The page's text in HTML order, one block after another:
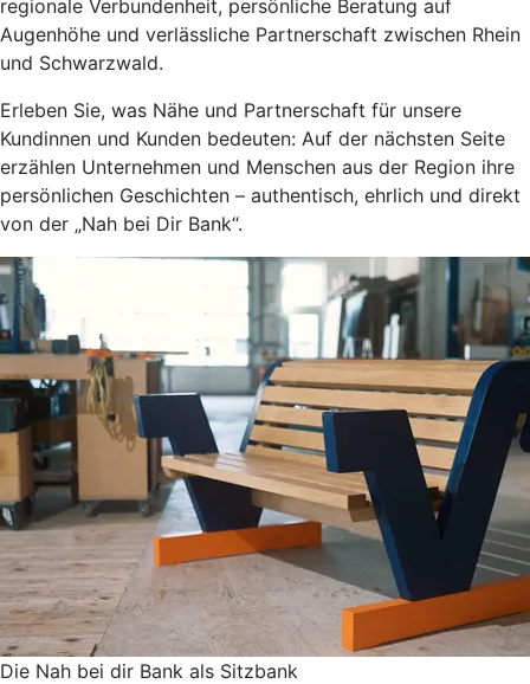
regionale Verbundenheit, persönliche Beratung auf
Augenhöhe und verlässliche Partnerschaft zwischen Rhein
und Schwarzwald.
Erleben Sie, was Nähe und Partnerschaft für unsere
Kundinnen und Kunden bedeuten: Auf der nächsten Seite
erzählen Unternehmen und Menschen aus der Region ihre
persönlichen Geschichten – authentisch, ehrlich und direkt
von der „Nah bei Dir Bank“.
Die Nah bei dir Bank als Sitzbank